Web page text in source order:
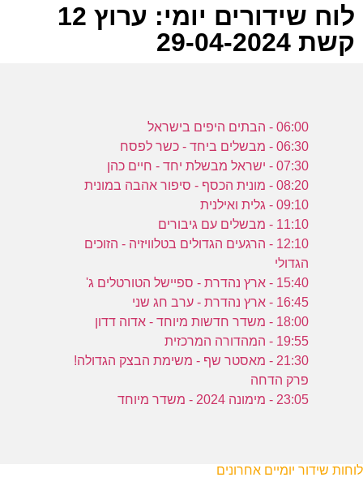
לוח שידורים יומי: ערוץ 12
קשת 29-04-2024
06:00 - הבתים היפים בישראל
06:30 - מבשלים ביחד - כשר לפסח
07:30 - ישראל מבשלת יחד - חיים כהן
08:20 - מונית הכסף - סיפור אהבה במונית
09:10 - גלית ואילנית
11:10 - מבשלים עם גיבורים
12:10 - הרגעים הגדולים בטלוויזיה - הזוכים
הגדולי
15:40 - ארץ נהדרת - ספיישל הטורטלים ג'
16:45 - ארץ נהדרת - ערב חג שני
18:00 - משדר חדשות מיוחד - אדוה דדון
19:55 - המהדורה המרכזית
21:30 - מאסטר שף - משימת הבצק הגדולה!
פרק הדחה
23:05 - מימונה 2024 - משדר מיוחד
לוחות שידור יומיים אחרונים